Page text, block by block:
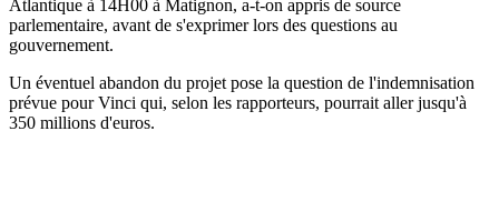
Atlantique à 14H00 à Matignon, a-t-on appris de source
parlementaire, avant de s'exprimer lors des questions au
gouvernement.
Un éventuel abandon du projet pose la question de l'indemnisation
prévue pour Vinci qui, selon les rapporteurs, pourrait aller jusqu'à
350 millions d'euros.